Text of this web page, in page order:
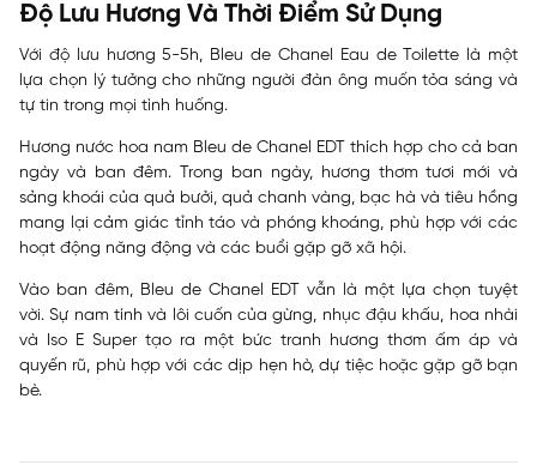
Độ Lưu Hương Và Thời Điểm Sử Dụng
Với độ lưu hương 5-5h, Bleu de Chanel Eau de Toilette là một
lựa chọn lý tưởng cho những người đàn ông muốn tỏa sáng và
tự tin trong mọi tình huống.
Hương nước hoa nam Bleu de Chanel EDT thích hợp cho cả ban
ngày và ban đêm. Trong ban ngày, hương thơm tươi mới và
sảng khoái của quả bưởi, quả chanh vàng, bạc hà và tiêu hồng
mang lại cảm giác tỉnh táo và phóng khoáng, phù hợp với các
hoạt động năng động và các buổi gặp gỡ xã hội.
Vào ban đêm, Bleu de Chanel EDT vẫn là một lựa chọn tuyệt
vời. Sự nam tính và lôi cuốn của gừng, nhục đậu khấu, hoa nhài
và Iso E Super tạo ra một bức tranh hương thơm ấm áp và
quyến rũ, phù hợp với các dịp hẹn hò, dự tiệc hoặc gặp gỡ bạn
bè.